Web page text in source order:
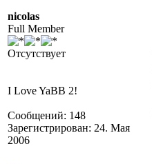
nicolas
Full Member
Отсутствует
I Love YaBB 2!
Сообщений: 148
Зарегистрирован: 24. Мая
2006